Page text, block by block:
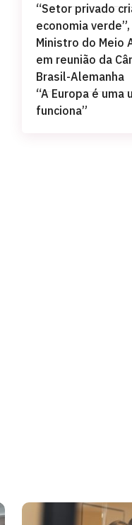
“Setor privado
economia
Ministro do Meio
em reunião da
Brasil-Alemanha
“A Europa é uma
funciona”